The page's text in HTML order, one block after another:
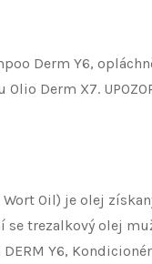
Derm Y6,
Derm X7.
Wort Oil) je olej
se trezalkový olej
Y6,